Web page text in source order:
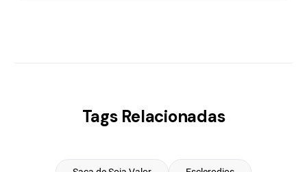
Tags Relacionadas